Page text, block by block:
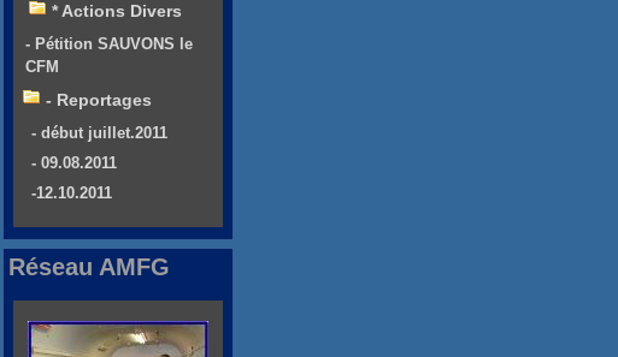
* Actions Divers
- Pétition SAUVONS le
CFM
- Reportages
- début juillet.2011
- 09.08.2011
-12.10.2011
Réseau AMFG